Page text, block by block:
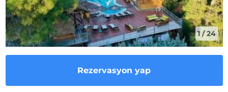
1 /24
Rezervasyon yap